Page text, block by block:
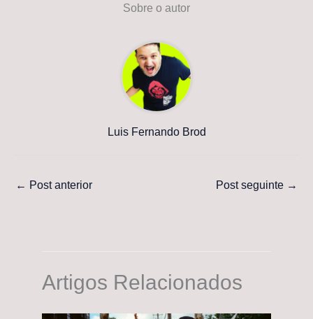
Sobre o autor
Luis Fernando Brod
← Post anterior Post seguinte →
Artigos Relacionados